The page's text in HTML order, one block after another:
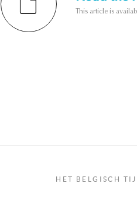
This article is
HET BELGISCH